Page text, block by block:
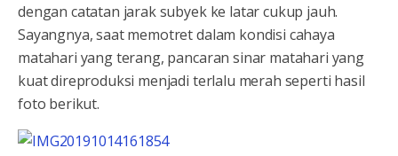
dengan catatan jarak subyek ke latar cukup jauh.
Sayangnya, saat memotret dalam kondisi cahaya
matahari yang terang, pancaran sinar matahari yang
kuat direproduksi menjadi terlalu merah seperti hasil
foto berikut.